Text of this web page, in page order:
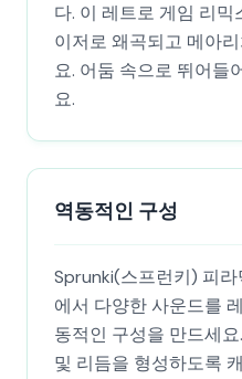
다. 이 레트로 게임 리
이저로 왜곡되고 메아
요. 어둠 속으로 뛰어들
요.
역동적인 구성
Sprunki(스프런키) 피
에서 다양한 사운드를
동적인 구성을 만드세
및 리듬을 형성하도록